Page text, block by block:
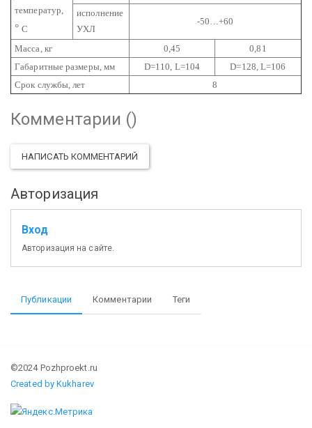
температур,
°С
исполнение
УХЛ
-50…+60
Масса, кг 0,45
0,81
Габаритные размеры, мм
D=110, L=104
D=128, L=106
Срок службы, лет
8
Комментарии ()
НАПИСАТЬ КОММЕНТАРИЙ
Авторизация
Вход
Авторизация на сайте.
Публикации Комментарии Теги
©2024 Pozhproekt.ru
Created by Kukharev